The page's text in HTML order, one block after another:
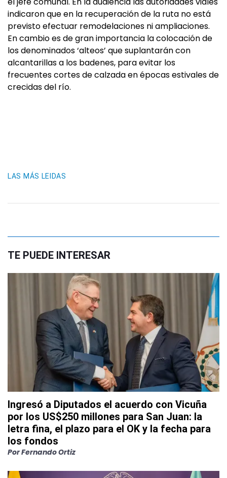
indicaron que en la recuperación de la ruta no está
previsto efectuar remodelaciones ni ampliaciones.
En cambio es de gran importancia la colocación de
los denominados ‘alteos’ que suplantarán con
alcantarillas a los badenes, para evitar los
frecuentes cortes de calzada en épocas estivales de
crecidas del río.
LAS MÁS LEIDAS
TE PUEDE INTERESAR
Ingresó a Diputados el acuerdo con Vicuña
por los US$250 millones para San Juan: la
letra fina, el plazo para el OK y la fecha para
los fondos
PorFernando Ortiz